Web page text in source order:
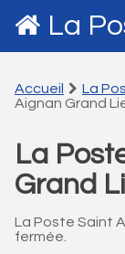
La
Accueil La
Aignan Grand
La
Grand
La Poste Saint
fermée.